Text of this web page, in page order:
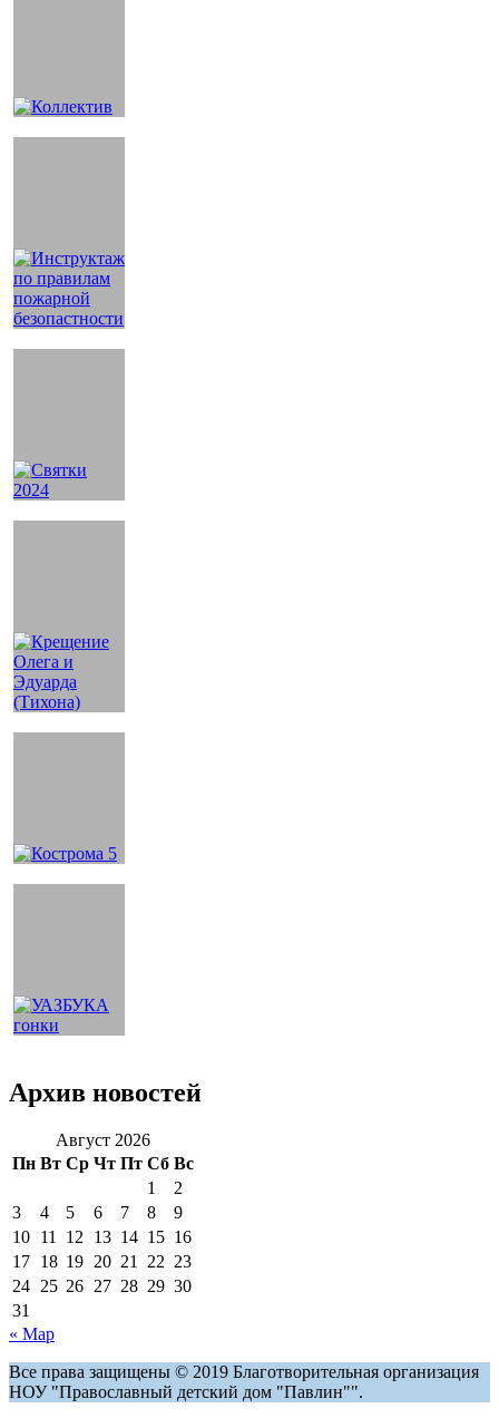
Архив новостей
Август 2026
Пн Вт Ср Чт Пт Сб Вс
1
2
3
4 5 6 7 8
9
10 11 12 13 14 15 16
17 18 19 20 21 22 23
24 25 26 27 28 29 30
31
« Мар
Все права защищены © 2019 Благотворительная организация
НОУ "Православный детский дом "Павлин"".